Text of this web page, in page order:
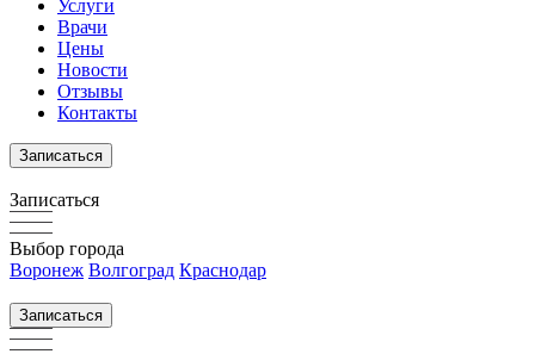
Услуги
Врачи
Цены
Новости
Отзывы
Контакты
Записаться
Записаться
Выбор города
Воронеж Волгоград Краснодар
Записаться